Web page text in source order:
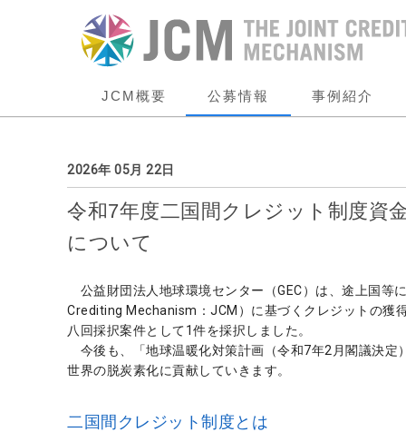
JCM概要 公募情報 事例紹介
2026年 05月 22日
令和7年度二国間クレジット制度資
について
公益財団法人地球環境センター（GEC）は、途上国等
Crediting Mechanism：JCM）に基づくクレジットの獲
八回採択案件として1件を採択しました。
今後も、「地球温暖化対策計画（令和7年2月閣議決定
世界の脱炭素化に貢献していきます。
二国間クレジット制度とは